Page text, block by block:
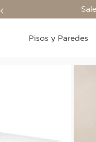
Pisos y Paredes